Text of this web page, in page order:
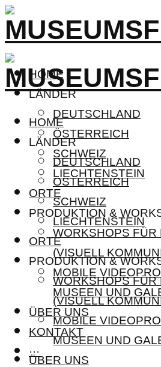
HOME
LÄNDER
DEUTSCHLAND
ÖSTERREICH
SCHWEIZ
LIECHTENSTEIN
ORTE
PRODUKTION &
WORKSHOPS FÜR
(VISUELL
MOBILE
MUSEEN UND
ÜBER UNS
KONTAKT
···
HOME
LÄNDER
DEUTSCHLAND
ÖSTERREICH
SCHWEIZ
LIECHTENSTEIN
ORTE
PRODUKTION &
WORKSHOPS FÜR
(VISUELL
MOBILE
MUSEEN UND
ÜBER UNS